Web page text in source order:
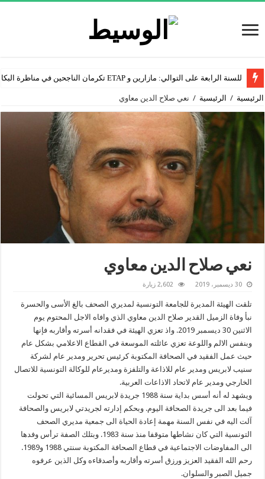
للسنة الرابعة على التوالي: مازارين و ETAP تكرمان الناجحين في مناظرة البكالوريا
الرئيسية / الرئيسية / نعي صلاح الدين معاوي
نعي صلاح الدين معاوي
30 ديسمبر، 2019 2,602 زيارة
تلقت الهيئة المديرة للجامعة التونسية لمديري الصحف بالغ الأسى والحسرة
نبأ وفاة الزميل القدير صلاح الدين معاوي الذي وافاه الاجل المحتوم يوم
الاثنين 30 ديسمبر 2019. واذ تعزي الهيئة في فقدانه أسرته وأقاربه فإنها
وبنفس الالم واللوعة تعزي عائلته الموسعة في القطاع الاعلامي بشكل عام
حيث عمل الفقيد في الصحافة المكتوبة كرئيس تحرير ومدير عام لشركة
سنيب لابريس ومدير عام للاذاعة والتلفزة ومديرعام للوكالة التونسية للاتصال
الخارجي ومدير عام لاتحاد الاذاعات العربية.
ويشهد له أنه أسس بداية سنة 1988 جريدة لابريس المسائية التي تحولت
فيما بعد الى جريدة الصحافة اليوم. وبحكم إدارته لجريدتي لابريس والصحافة
آلت اليه في نفس السنة مهمة إعادة الحياة الى جمعية مديري الصحف
التونسية التي كان نشاطها متوقفا منذ سنة 1983. وبتلك الصفة ترأس وفدها
الى المفاوضات الاجتماعية في قطاع الصحافة المكتوبة سنتي 1988 و1989.
رحم الله الفقيد العزيز ورزق أسرته وأقاربه وأصدقاءه وكل الذين عرفوه
جميل الصبر والسلوان.